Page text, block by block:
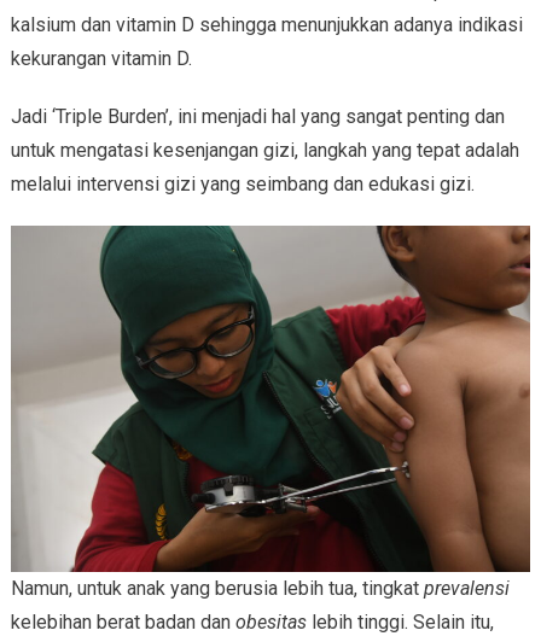
kalsium dan vitamin D sehingga menunjukkan adanya indikasi
kekurangan vitamin D.
Jadi ‘Triple Burden’, ini menjadi hal yang sangat penting dan
untuk mengatasi kesenjangan gizi, langkah yang tepat adalah
melalui intervensi gizi yang seimbang dan edukasi gizi.
Namun, untuk anak yang berusia lebih tua, tingkatprevalensi
kelebihan berat badan dan obesitaslebih tinggi. Selain itu,